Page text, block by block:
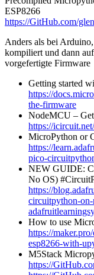
ESP8266
https://GitHub.com/
Anders als bei
kompiliert und dann
vorgefertigte Firmware
Getting started
https://
the-firmware
NodeMCU –
https://
MicroPython or
https://
pico-
NEW GUIDE:
No OS)
https://
circuitpython-
How to use
https://
esp8266-with-
M5Stack
https://